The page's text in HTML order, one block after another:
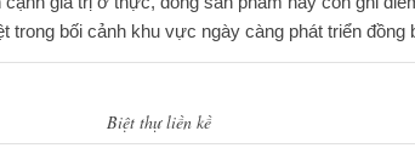
bối cảnh khu vực ngày càng phát triển đồng
Biệt thự liền kề